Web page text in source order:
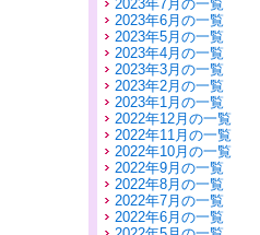
2023年7月の一覧
2023年6月の一覧
2023年5月の一覧
2023年4月の一覧
2023年3月の一覧
2023年2月の一覧
2023年1月の一覧
2022年12月の一覧
2022年11月の一覧
2022年10月の一覧
2022年9月の一覧
2022年8月の一覧
2022年7月の一覧
2022年6月の一覧